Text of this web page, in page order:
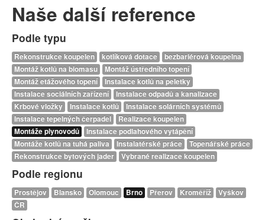
Naše další reference
Podle typu
Rekonstrukce koupelen kotlíková dotace
bezbariérová koupelna
Montáž kotlů na biomasu
Montáž ústředního topení
Montáž etážového topení
Instalace kotlů na peletky
Instalace sociálních zařízení
Instalace odpadů a kanalizace
Krbové vložky
Instalace kotlů
Instalace solárních systémů
Instalace tepelných čerpadel
Realizace koupelen
Montáže plynovodů
Instalace podlahového vytápění
Montáže kotlů na tuhá paliva
Instalatérské práce
Topenářské práce
Rekonstrukce bytových jader
Vybrané realizace koupelen
Podle regionu
Prostějov Blansko Olomouc Brno Přerov Kroměříž
Vyškov
ČR